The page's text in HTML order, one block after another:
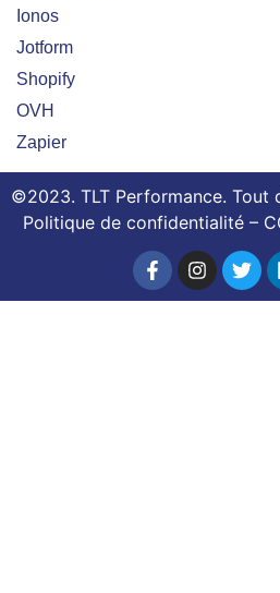
Ionos
Jotform
Shopify
OVH
Zapier
©2023. TLT Performance. Tout
Politique de confidentialité –